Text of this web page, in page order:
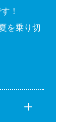
！
を乗り切